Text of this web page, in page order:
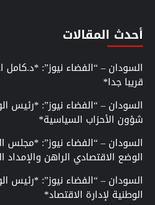
أحدث المقالات
السودان – “الفضاء نيوز”: *د.كامل
قريبا جدا*
السودان – “الفضاء نيوز”: *رئيس
شؤون الأحزاب السياسية*
السودان – “الفضاء نيوز”: *مجلس
الوضع الاقتصادي الراهن والإمداد
السودان – “الفضاء نيوز”: *رئيس
الوطنية لإدارة الاقتصاد*